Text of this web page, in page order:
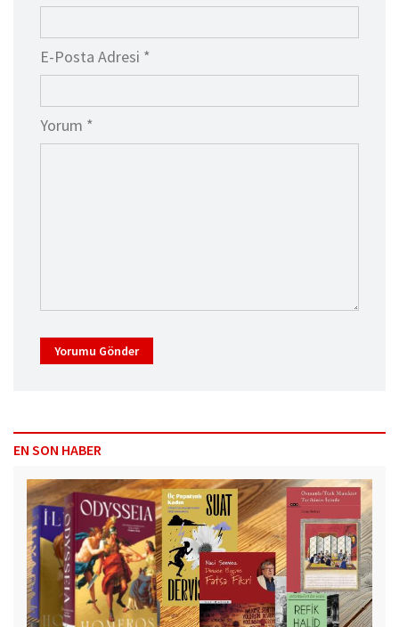
E-Posta Adresi *
Yorum *
Yorumu Gönder
EN SON HABER